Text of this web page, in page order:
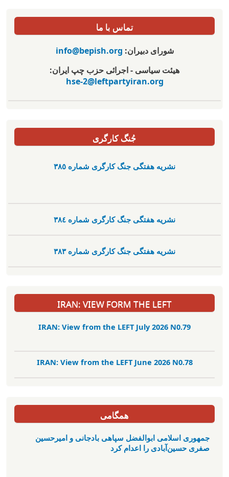
تماس با ما
شورای دبیران:info@bepish.org
هیئت سیاسی - اجرائی حزب چپ ایران:
hse-2@leftpartyiran.org
جُنگ کارگری
نشریە هفتگی جنگ کارگری شمارە ٣٨٥
نشریە هفتگی جنگ کارگری شمارە ٣٨٤
نشریە هفتگی جنگ کارگری شمارە ٣٨٣
IRAN: VIEW FORM THE LEFT
IRAN: View from the LEFT July 2026 N0.79
IRAN: View from the LEFT June 2026 N0.78
همگامی
جمهوری اسلامی ابوالفضل سپاهی بادجانی و امیرحسین
صفری حسین‌آبادی را اعدام کرد